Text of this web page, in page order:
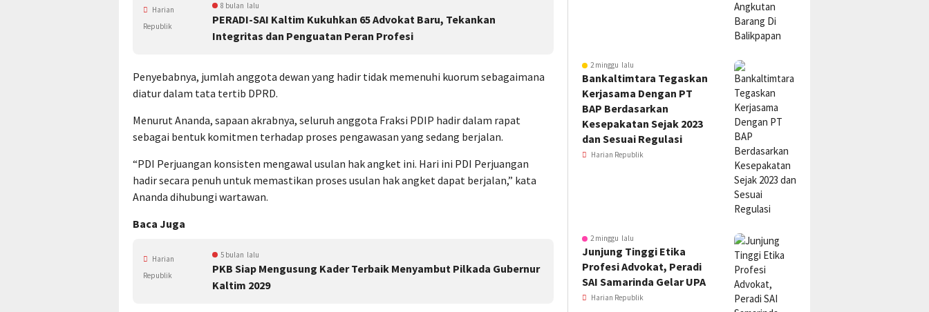
8 bulan lalu
PERADI-SAI Kaltim Kukuhkan 65 Advokat Baru, Tekankan
Integritas dan Penguatan Peran Profesi
Harian
Republik
Penyebabnya, jumlah anggota dewan yang hadir tidak memenuhi kuorum sebagaimana
diatur dalam tata tertib DPRD.
Menurut Ananda, sapaan akrabnya, seluruh anggota Fraksi PDIP hadir dalam rapat
sebagai bentuk komitmen terhadap proses pengawasan yang sedang berjalan.
“PDI Perjuangan konsisten mengawal usulan hak angket ini. Hari ini PDI Perjuangan
hadir secara penuh untuk memastikan proses usulan hak angket dapat berjalan,” kata
Ananda dihubungi wartawan.
Baca Juga
5 bulan lalu
PKB Siap Mengusung Kader Terbaik Menyambut Pilkada Gubernur
Kaltim 2029
Harian
Republik
2 minggu lalu
Bankaltimtara Tegaskan
Kerjasama Dengan PT
BAP Berdasarkan
Kesepakatan Sejak 2023
dan Sesuai Regulasi
Harian Republik
2 minggu lalu
Junjung Tinggi Etika
Profesi Advokat, Peradi
SAI Samarinda Gelar UPA
Harian Republik